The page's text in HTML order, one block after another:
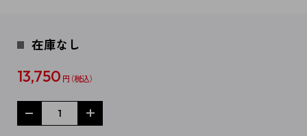
在庫なし
13,750 円